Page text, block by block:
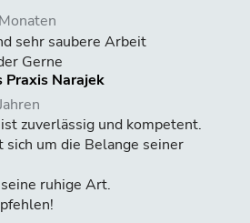
sehr saubere Arbeit
Gerne
Praxis Narajek
zuverlässig und kompetent.
sich um die Belange seiner
ruhige Art.